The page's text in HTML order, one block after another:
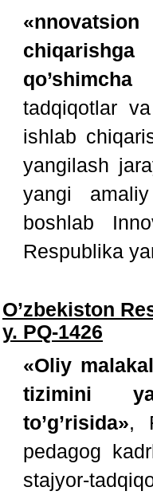
tadqiqotlar
ishlab
yangilash
yangi
boshlab
Respublika
O’zbekiston
y. PQ-1426
«Oliy
tizimini
to’g’risida»,
pedagog
stajyor-